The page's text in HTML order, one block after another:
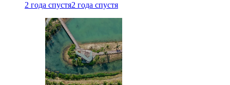
2 года спустя2 года спустя